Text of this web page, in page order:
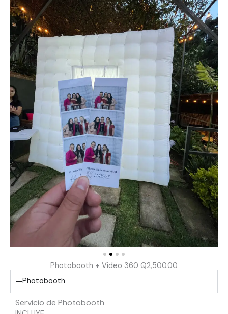
Photobooth + Video 360 Q2,500.00
Photobooth
Servicio de Photobooth